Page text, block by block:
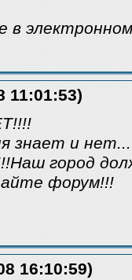
в
11:01:53)
знает и нет...
город
форум!!!
16:10:59)